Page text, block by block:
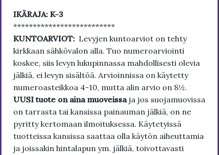
IKÄRAJA: K-3
**************************
KUNTOARVIOT: Levyjen kuntoarviot on tehty
kirkkaan sähkövalon alla. Tuo numeroarviointi
koskee, siis levyn lukupinnassa mahdollisesti olevia
jälkiä, ei levyn sisältöä. Arvioinnissa on käytetty
numeroasteikkoa 4-10, mutta alin arvio on 8½.
UUSI tuote on aina muoveissa ja jos suojamuovissa
on tarrasta tai kansissa painauman jälkiä, on ne
pyritty kertomaan ilmoituksessa. Käytetyissä
tuotteissa kansissa saattaa olla käytön aiheuttamia
ja joissakin hintalapun ym. jälkiä, toivottavasti